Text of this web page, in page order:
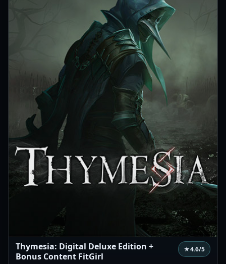
Thymesia: Digital Deluxe Edition +
Bonus Content FitGirl
★4.6/5